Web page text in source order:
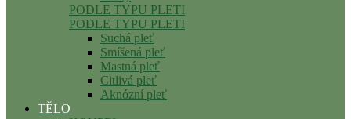
PODLE TYPU PLETI
PODLE TYPU PLETI
Suchá pleť
Smíšená pleť
Mastná pleť
Citlivá pleť
Aknózní pleť
TĚLO